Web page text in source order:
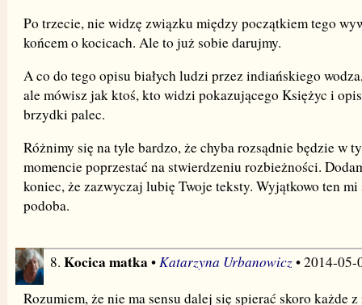
Po trzecie, nie widzę związku między początkiem tego
końcem o kocicach. Ale to już sobie darujmy.
A co do tego opisu białych ludzi przez indiańskiego
ale mówisz jak ktoś, kto widzi pokazującego Księżyc i
brzydki palec.
Różnimy się na tyle bardzo, że chyba rozsądnie będzie w
momencie poprzestać na stwierdzeniu rozbieżności.
koniec, że zazwyczaj lubię Twoje teksty. Wyjątkowo ten mi
podoba.
8. Kocica matka •Katarzyna Urbanowicz• 2014-05-
Rozumiem, że nie ma sensu dalej się spierać skoro każde z